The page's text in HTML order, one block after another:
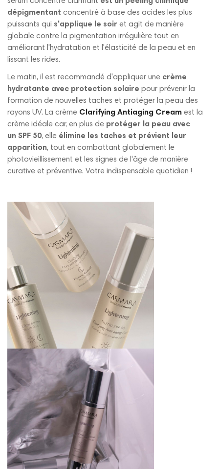
dépigmentant concentré à base des acides les plus
puissants qui s'applique le soir et agit de manière
globale contre la pigmentation irrégulière tout en
améliorant l'hydratation et l'élasticité de la peau et en
lissant les rides.
Le matin, il est recommandé d'appliquer une crème
hydratante avec protection solaire pour prévenir la
formation de nouvelles taches et protéger la peau des
rayons UV. La crème Clarifying Antiaging Cream est la
crème idéale car, en plus de protéger la peau avec
un SPF 50, elle élimine les taches et prévient leur
apparition, tout en combattant globalement le
photovieillissement et les signes de l'âge de manière
curative et préventive. Votre indispensable quotidien !